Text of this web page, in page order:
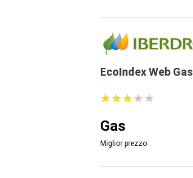
EcoIndex Web Gas
★★★★★
★★★★★
Gas
Miglior prezzo